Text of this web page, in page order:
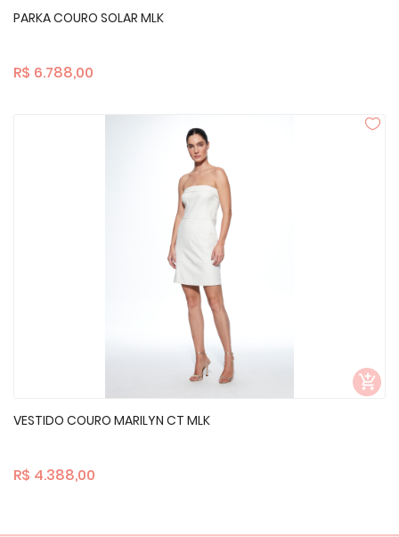
PARKA COURO SOLAR MLK
R$ 6.788,00
VESTIDO COURO MARILYN CT MLK
R$ 4.388,00